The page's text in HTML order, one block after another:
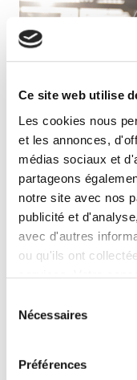
Ce site web utilise
Les cookies nous
et les annonces,
médias sociaux et
partageons
notre site avec nos
publicité et
avec d'autres
ou qu'ils ont
Nécessaires
Préférences
Ce mois-ci le pôle
l’honneur avec la
MORARD,
,
journée de
sur le site du